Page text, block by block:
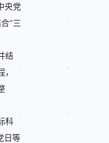
央党
“三
结
科
日等